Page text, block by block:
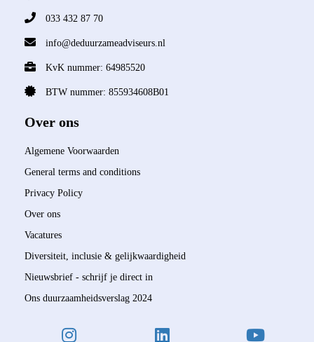
033 432 87 70
info@deduurzameadviseurs.nl
KvK nummer: 64985520
BTW nummer: 855934608B01
Over ons
Algemene Voorwaarden
General terms and conditions
Privacy Policy
Over ons
Vacatures
Diversiteit, inclusie & gelijkwaardigheid
Nieuwsbrief - schrijf je direct in
Ons duurzaamheidsverslag 2024